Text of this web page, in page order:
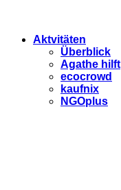
Aktvitäten
Überblick
Agathe hilft
ecocrowd
kaufnix
NGOplus